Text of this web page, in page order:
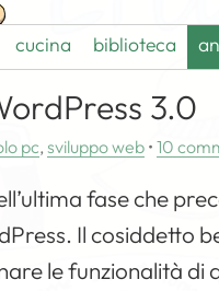
cucina biblioteca
3.0
pc,sviluppo web • 10
fase che
Il cosiddetto
le funzionalità di